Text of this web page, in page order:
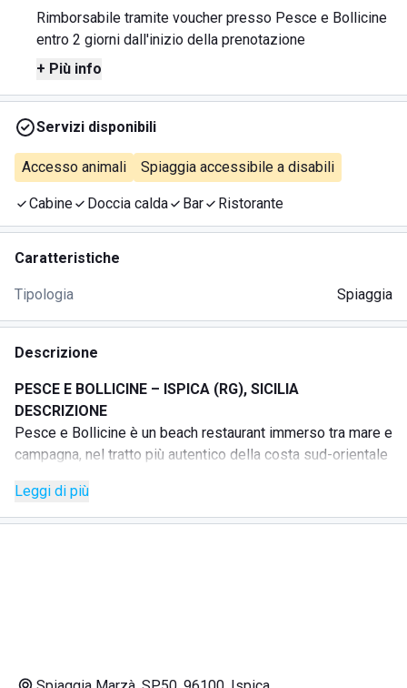
Rimborsabile tramite voucher presso Pesce e Bollicine
entro 2 giorni dall'inizio della prenotazione
+ Più info
Servizi disponibili
Accesso animali Spiaggia accessibile a disabili
Cabine Doccia calda Bar Ristorante
Caratteristiche
Tipologia Spiaggia
Descrizione
PESCE E BOLLICINE – ISPICA (RG), SICILIA
DESCRIZIONE
Pesce e Bollicine è un beach restaurant immerso tra mare e
campagna, nel tratto più autentico della costa sud-orientale
È un luogo essenziale e contemporaneo dove vivere il
pranzo sul mare tra cucina mediterranea, pesce fresco, vini,
Leggi di più